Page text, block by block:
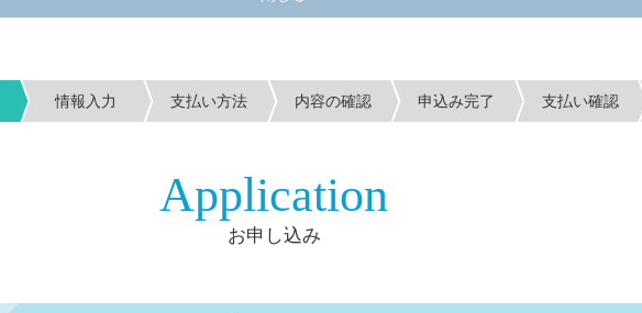
情報入力 支払い方法 内容の確認 申込み完了 支払い確認
Application
お申し込み